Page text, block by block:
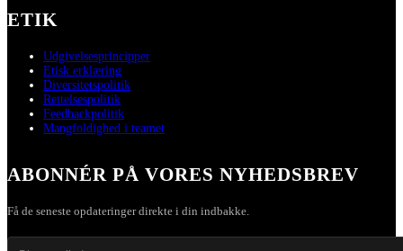
ETIK
Udgivelsesprincipper
Etisk erklæring
Diversitetspolitik
Rettelsespolitik
Feedbackpolitik
Mangfoldighed i teamet
ABONNÉR PÅ VORES NYHEDSBREV
Få de seneste opdateringer direkte i din indbakke.